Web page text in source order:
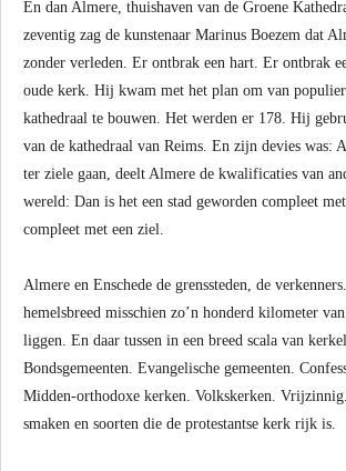
En dan Almere, thuishaven van de Groene
zeventig zag de kunstenaar Marinus Boezem dat
zonder verleden. Er ontbrak een hart. Er ontbrak
oude kerk. Hij kwam met het plan om van
kathedraal te bouwen. Het werden er 178. Hij
van de kathedraal van Reims. En zijn devies was:
ter ziele gaan, deelt Almere de kwalificaties van
wereld: Dan is het een stad geworden compleet met
compleet met een ziel.
Almere en Enschede de grenssteden, de
hemelsbreed misschien zo’n honderd kilometer
liggen. En daar tussen in een breed scala van
Bondsgemeenten. Evangelische gemeenten.
Midden-orthodoxe kerken. Volkskerken.
smaken en soorten die de protestantse kerk rijk is.